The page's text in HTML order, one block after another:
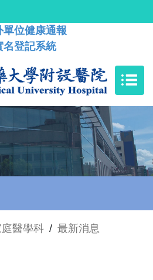
單位健康通報
名登記系統
庭醫學科 / 最新消息